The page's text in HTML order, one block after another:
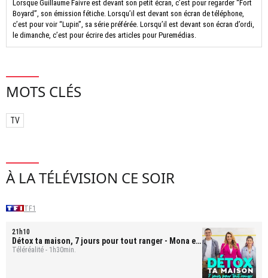
Lorsque Guillaume Faivre est devant son petit écran, c’est pour regarder “Fort
Boyard”, son émission fétiche. Lorsqu’il est devant son écran de téléphone,
c’est pour voir “Lupin”, sa série préférée. Lorsqu’il est devant son écran d’ordi,
le dimanche, c’est pour écrire des articles pour Puremédias.
MOTS CLÉS
TV
À LA TÉLÉVISION CE SOIR
TF1
21h10
Détox ta maison, 7 jours pour tout ranger - Mona et
Bastien
Téléréalité - 1h30min.